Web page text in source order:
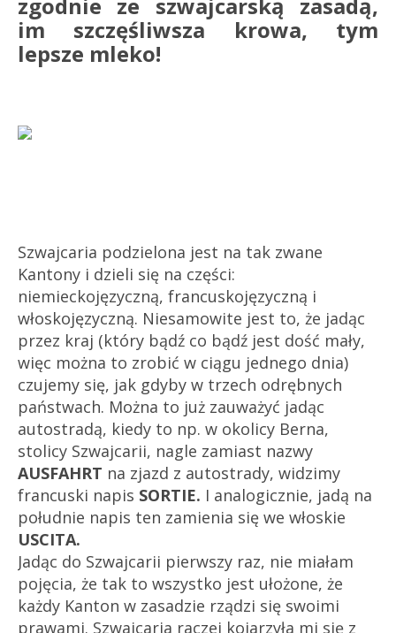
zgodnie ze szwajcarską zasadą,
im szczęśliwsza krowa, tym
lepsze mleko!
Szwajcaria podzielona jest na tak zwane
Kantony i dzieli się na części:
niemieckojęzyczną, francuskojęzyczną i
włoskojęzyczną. Niesamowite jest to, że jadąc
przez kraj (który bądź co bądź jest dość mały,
więc można to zrobić w ciągu jednego dnia)
czujemy się, jak gdyby w trzech odrębnych
państwach. Można to już zauważyć jadąc
autostradą, kiedy to np. w okolicy Berna,
stolicy Szwajcarii, nagle zamiast nazwy
AUSFAHRT na zjazd z autostrady, widzimy
francuski napis SORTIE. I analogicznie, jadą na
południe napis ten zamienia się we włoskie
USCITA.
Jadąc do Szwajcarii pierwszy raz, nie miałam
pojęcia, że tak to wszystko jest ułożone, że
każdy Kanton w zasadzie rządzi się swoimi
prawami. Szwajcaria raczej kojarzyła mi się z